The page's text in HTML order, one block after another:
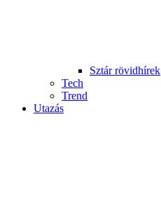
Sztár rövidhírek
Tech
Trend
Utazás